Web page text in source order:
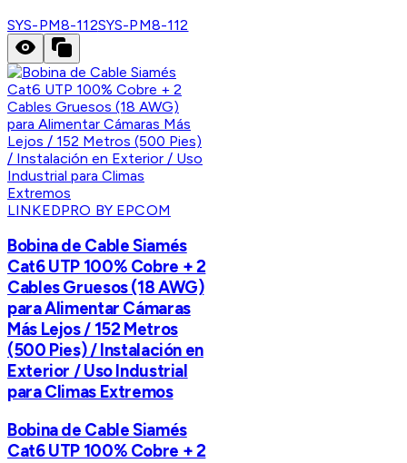
SYS-PM8-112SYS-PM8-112
LINKEDPRO BY EPCOM
Bobina de Cable Siamés
Cat6 UTP 100% Cobre + 2
Cables Gruesos (18 AWG)
para Alimentar Cámaras
Más Lejos / 152 Metros
(500 Pies) / Instalación en
Exterior / Uso Industrial
para Climas Extremos
Bobina de Cable Siamés
Cat6 UTP 100% Cobre + 2